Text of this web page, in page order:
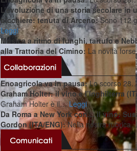
L’evoluzione di una storia secolare in
bicchiere: tenuta di Arceno:Sono 112
Leggi
Musica a ritmo di funghi, tartufo e
alla Trattoria del Cimino: La novità
Enoagricola va in pausa:Lo scorso
Graham Holter: il vino e l’Inghilterra
Graham Holter è il…Leggi
Da Roma a New York con… il vino:
Gordon (ITA/ENG):Nella nostra